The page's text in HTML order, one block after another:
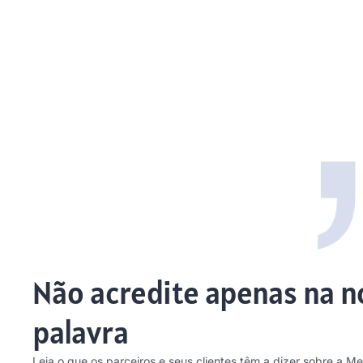
Não acredite apenas na
palavra